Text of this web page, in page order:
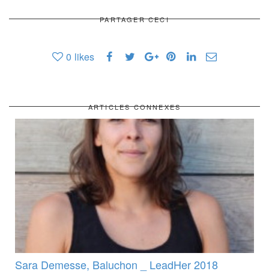
PARTAGER CECI
0 likes
ARTICLES CONNEXES
Sara Demesse, Baluchon _ LeadHer 2018